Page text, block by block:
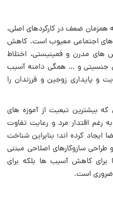
همزمان ضعف در کارکردهای اصلی،
های اجتماعی معیوب است. کاهش
های مدرن و فمینیستی، اختلاط
و … همگی دامنه آسیب
و پایداری زوجین و فرزندان را
بیشترین تبعیت از آموزه های
رغم اقتدار مرد و رعایت تفاوت
ایجاد کرده اند؛ بنابراین شناخت
سازوکارهای اصلاحی مبتنی
برای کاهش آسیب ها بلکه برای
ضروری است.